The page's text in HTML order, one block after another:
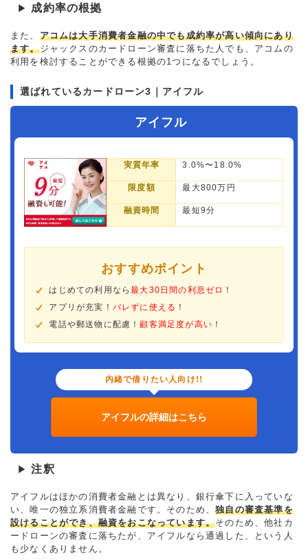
▶ 成約率の根拠
また、 アコムは大手消費者金融の中でも成約率が高い傾向にあり
ます。ジャックスのカードローン審査に落ちた人でも、アコムの
利用を検討することができる根拠の1つになるでしょう。
選ばれているカードローン3｜アイフル
アイフル
実質年率 3.0%〜18.0%
限度額 最大800万円
融資時間 最短9分
おすすめポイント
はじめての利用なら最大30日間の利息ゼロ ！
アプリが充実！ バレずに使える ！
電話や郵送物に配慮！顧客満足度が高い ！
内緒で借りたい人向け!!
アイフルの詳細はこちら
▶ 注釈
アイフルはほかの消費者金融とは異なり、銀行傘下に入っていな
い、唯一の独立系消費者金融です。そのため、独自の審査基準を
設けることができ、融資をおこなっています。そのため、他社カ
ードローンの審査に落ちたが、アイフルなら通過した、という人
も少なくありません。